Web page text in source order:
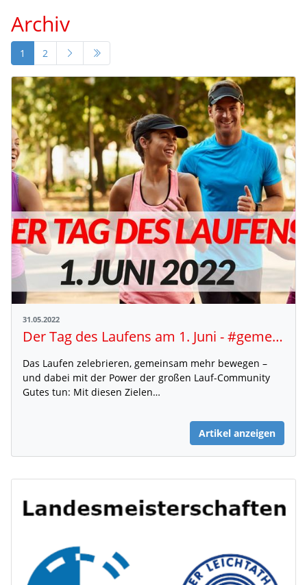
Archiv
1 2
31.05.2022
Der Tag des Laufens am 1. Juni - #gemeinsammehrbewegen
Das Laufen zelebrieren, gemeinsam mehr bewegen –
und dabei mit der Power der großen Lauf-Community
Gutes tun: Mit diesen Zielen…
Artikel anzeigen